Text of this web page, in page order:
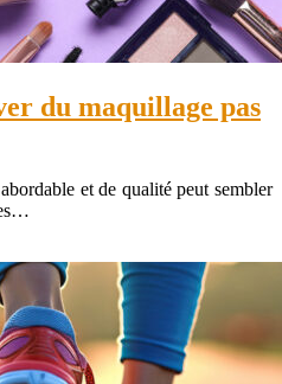
du maquillage pas
et de qualité peut sembler